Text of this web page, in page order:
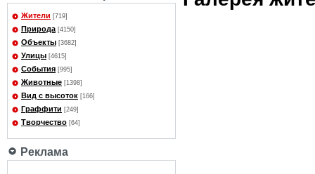
Жители [719]
Природа [4150]
Объекты [3682]
Улицы [4615]
События [995]
Животные [1398]
Вид с высоток [166]
Граффити [249]
Творчество [64]
Реклама